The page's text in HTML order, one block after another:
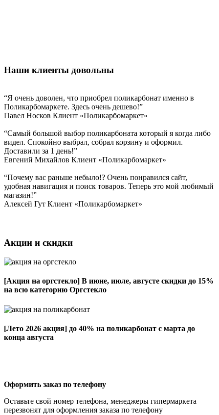
Наши клиенты довольны
“Я очень доволен, что приобрел поликарбонат именно в
Поликарбомаркете. Здесь очень дешево!”
Павел Носков Клиент «Поликарбомаркет»
“Самый большой выбор поликарбоната который я когда либо
видел. Спокойно выбрал, собрал корзину и оформил.
Доставили за 1 день!”
Евгений Михайлов Клиент «Поликарбомаркет»
“Почему вас раньше небыло!? Очень понравился сайт,
удобная навигация и поиск товаров. Теперь это мой любимый
магазин!”
Алексей Гут Клиент «Поликарбомаркет»
Акции и скидки
[Акция на оргстекло] В июне, июле, августе скидки до 15%
на всю категорию Оргстекло
[Лето 2026 акция] до 40% на поликарбонат с марта до
конца августа
Оформить заказ по телефону
Оставьте свой номер телефона, менеджеры гипермаркета
перезвонят для оформления заказа по телефону